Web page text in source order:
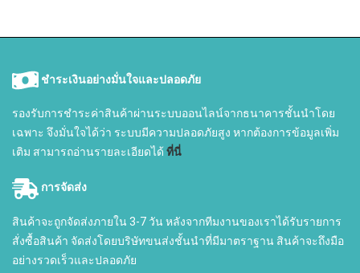
ชำระเงินอย่างมั่นใจและปลอดภัย
รองรับการชำระค่าสินค้าผ่านระบบออนไลน์จากธนาคารชั้นนำโดย
เฉพาะ จึงมั่นใจได้ว่า ระบบมีความปลอดภัยสูง หากต้องการข้อมูลเพิ่ม
เติม สามารถอ่านรายละเอียดได้ ที่นี่
การจัดส่ง
สินค้าจะถูกจัดส่งภายใน 3-7 วัน หลังจากทีมงานของเราได้รับรายการ
สั่งซื้อสินค้า จัดส่งโดยบริษัทขนส่งชั้นนำที่มีมาตราฐาน สินค้าจะถึงมือ
อย่างรวดเร็วและปลอดภัย